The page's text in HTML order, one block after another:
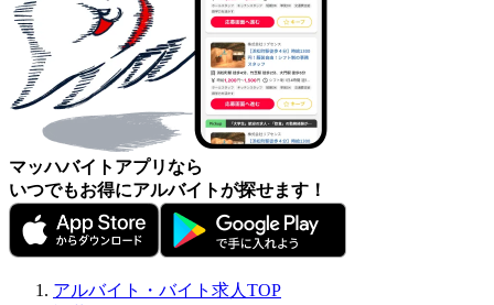
マッハバイトアプリなら
いつでもお得にアルバイトが探せます！
アルバイト・バイト求人TOP